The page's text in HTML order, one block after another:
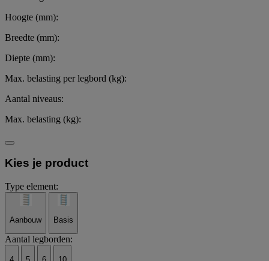
Hoogte (mm):
Breedte (mm):
Diepte (mm):
Max. belasting per legbord (kg):
Aantal niveaus:
Max. belasting (kg):
Kies je product
Type element:
Aanbouw Basis
Aantal legborden: